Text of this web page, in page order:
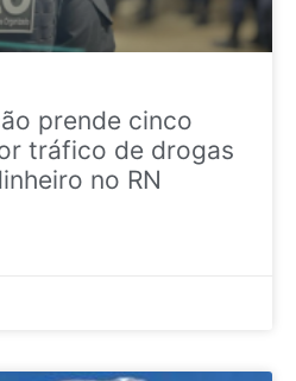
prende cinco
tráfico de drogas
no RN